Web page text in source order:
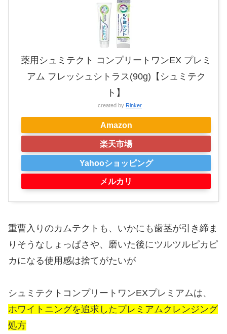
薬用シュミテクト コンプリートワンEX プレミ
アム フレッシュシトラス(90g)【シュミテク
ト】
created by Rinker
Amazon
楽天市場
Yahooショッピング
メルカリ
重曹入りのカムテクトも、いかにも歯茎が引き締ま
りそうなしょっぱさや、磨いた後にツルツルピカピ
カになる使用感は捨てがたいが
シュミテクトコンプリートワンEXプレミアムは、
ホワイトニングを追求したプレミアムクレンジング
処方